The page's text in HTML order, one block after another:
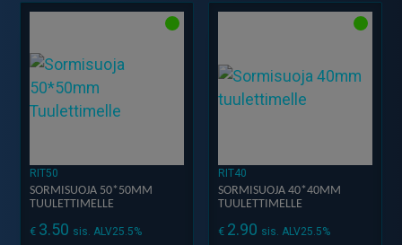
RIT50
SORMISUOJA 50*50MM
TUULETTIMELLE
€ 3.50 sis. ALV25.5%
RIT40
SORMISUOJA 40*40MM
TUULETTIMELLE
€ 2.90 sis. ALV25.5%